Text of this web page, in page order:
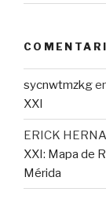
sycnwtmzkg
XXI
ERICK
XXI: Mapa de
Mérida